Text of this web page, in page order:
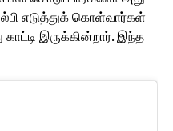
எடுத்துக் கொள்வார்கள்
இருக்கின்றார். இந்த